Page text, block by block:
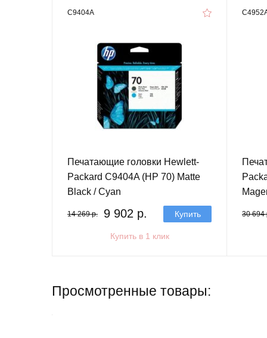
C9404A
Печатающие головки Hewlett-
Packard C9404A (HP 70) Matte
Black / Cyan
14 269 р. 9 902 р. Купить
Купить в 1 клик
30 694
Просмотренные товары: